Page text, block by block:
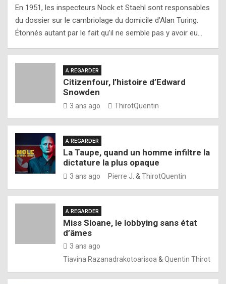
En 1951, les inspecteurs Nock et Staehl sont responsables
du dossier sur le cambriolage du domicile d’Alan Turing.
Étonnés autant par le fait qu’il ne semble pas y avoir eu…
A REGARDER
Citizenfour, l’histoire d’Edward
Snowden
3 ans ago ThirotQuentin
A REGARDER
La Taupe, quand un homme infiltre la
dictature la plus opaque
3 ans ago Pierre J. & ThirotQuentin
A REGARDER
Miss Sloane, le lobbying sans état
d’âmes
3 ans ago
Tiavina Razanadrakotoarisoa & Quentin Thirot